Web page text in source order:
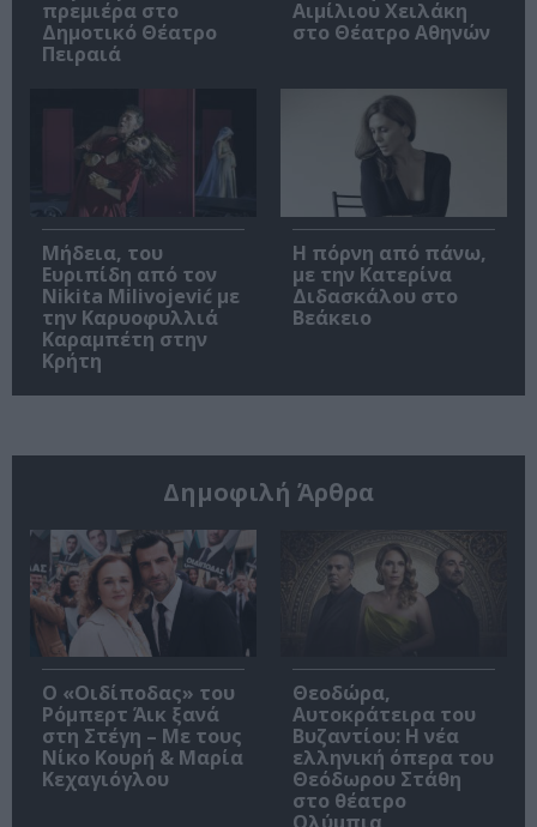
πρεμιέρα στο
Δημοτικό Θέατρο
Πειραιά
Αιμίλιου Χειλάκη
στο Θέατρο Αθηνών
Μήδεια, του
Ευριπίδη από τον
Nikita Milivojević με
την Καρυοφυλλιά
Καραμπέτη στην
Κρήτη
Η πόρνη από πάνω,
με την Κατερίνα
Διδασκάλου στο
Βεάκειο
Δημοφιλή Άρθρα
O «Οιδίποδας» του
Ρόμπερτ Άικ ξανά
στη Στέγη – Με τους
Νίκο Κουρή & Μαρία
Κεχαγιόγλου
Θεοδώρα,
Αυτοκράτειρα του
Βυζαντίου: Η νέα
ελληνική όπερα του
Θεόδωρου Στάθη
στο θέατρο